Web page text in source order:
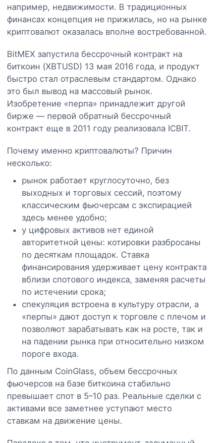
например, недвижимости. В традиционных
финансах концепция не прижилась, но на рынке
криптовалют оказалась вполне востребованной.
BitMEX запустила бессрочный контракт на
биткоин (XBTUSD) 13 мая 2016 года, и продукт
быстро стал отраслевым стандартом. Однако
это был вывод на массовый рынок.
Изобретение «перпа» принадлежит другой
бирже — первой обратный бессрочный
контракт еще в 2011 году реализовала ICBIT.
Почему именно криптовалюты? Причин
несколько:
рынок работает круглосуточно, без
выходных и торговых сессий, поэтому
классическим фьючерсам с экспирацией
здесь менее удобно;
у цифровых активов нет единой
авторитетной цены: котировки разбросаны
по десяткам площадок. Ставка
финансирования удерживает цену контракта
вблизи спотового индекса, заменяя расчеты
по истечении срока;
спекуляция встроена в культуру отрасли, а
«перпы» дают доступ к торговле с плечом и
позволяют зарабатывать как на росте, так и
на падении рынка при относительно низком
пороге входа.
По данным CoinGlass, объем бессрочных
фьючерсов на базе биткоина стабильно
превышает спот в 5–10 раз. Реальные сделки с
активами все заметнее уступают место
ставкам на движение цены.